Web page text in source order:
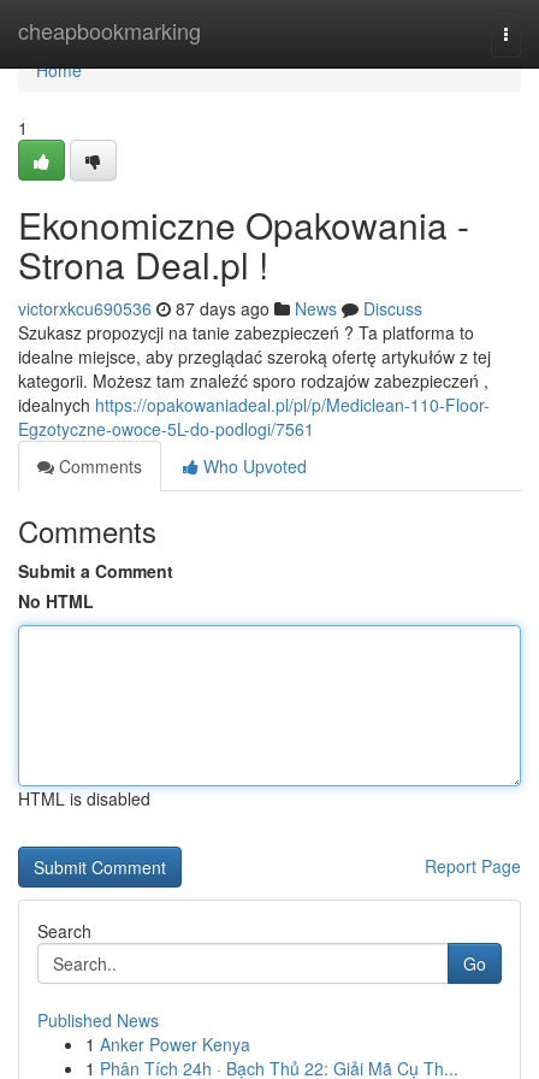
cheapbookmarking
Home
Home
1
Ekonomiczne Opakowania -
Strona Deal.pl !
victorxkcu690536 87 days ago News
Discuss
Szukasz propozycji na tanie zabezpieczeń ? Ta platforma to
idealne miejsce, aby przeglądać szeroką ofertę artykułów z tej
kategorii. Możesz tam znaleźć sporo rodzajów zabezpieczeń ,
idealnych https://opakowaniadeal.pl/pl/p/Mediclean-110-Floor-
Egzotyczne-owoce-5L-do-podlogi/7561
Comments
Who Upvoted
Comments
Submit a Comment
No HTML
HTML is disabled
Report Page
Search
Go
Published News
1 Anker Power Kenya
1 Phân Tích 24h · Bạch Thủ 22: Giải Mã Cụ Th...